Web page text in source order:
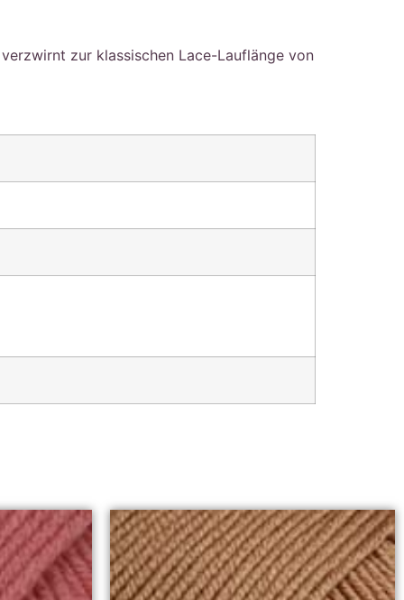
zur klassischen Lace-Lauflänge von